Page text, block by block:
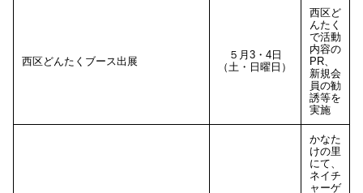
西区どんたくブース出展
５月3・4日
（土・日曜日）
西区ど
んたく
で活動
内容の
PR、
新規会
員の勧
誘等を
実施
かなた
けの里
にて、
ネイチ
ャーゲ